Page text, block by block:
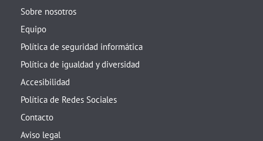
Sobre nosotros
Equipo
Política de seguridad informática
Política de igualdad y diversidad
Accesibilidad
Política de Redes Sociales
Contacto
Aviso legal